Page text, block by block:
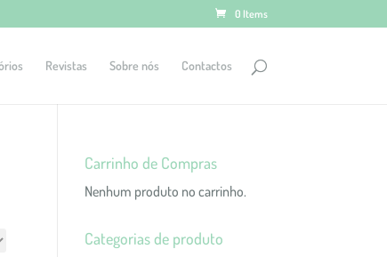
0 Items
Revistas Sobre nós Contactos
Carrinho de Compras
Nenhum produto no carrinho.
Categorias de produto